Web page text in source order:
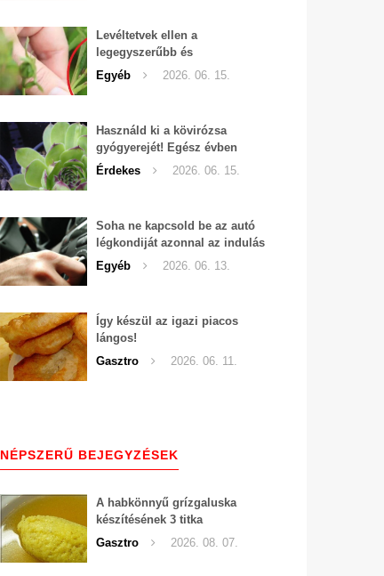
Levéltetvek ellen a
legegyszerűbb és
leghatékonyabb filléres
háziszer
Egyéb 2026. 06. 15.
Használd ki a kövirózsa
gyógyerejét! Egész évben
hozzáférhető.
Érdekes 2026. 06. 15.
Soha ne kapcsold be az autó
légkondiját azonnal az indulás
után!
Egyéb 2026. 06. 13.
Így készül az igazi piacos
lángos!
Gasztro
2026. 06. 11.
NÉPSZERŰ BEJEGYZÉSEK
A habkönnyű grízgaluska
készítésének 3 titka
Gasztro
2026. 08. 07.